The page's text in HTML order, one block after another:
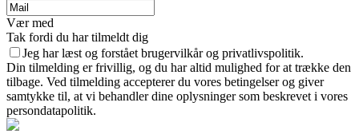
Vær med
Tak fordi du har tilmeldt dig
Jeg har læst og forstået brugervilkår og privatlivspolitik.
Din tilmelding er frivillig, og du har altid mulighed for at trække den
tilbage. Ved tilmelding accepterer du vores betingelser og giver
samtykke til, at vi behandler dine oplysninger som beskrevet i vores
persondatapolitik.